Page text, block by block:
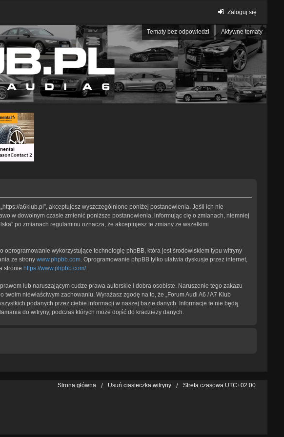
Zaloguj się
Tematy bez odpowiedzi Aktywne tematy
„https://a6klub.pl”, akceptujesz wyszczególnione poniżej postanowienia. Jeśli ich nie
w dowolnym czasie zmienić poniższe postanowienia, informując cię o zmianach, niemniej
po zmianach regulaminu oznacza, że akceptujesz te zmiany ze wszelkimi
o oprogramowanie wykorzystujące technologię phpBB, która jest środowiskiem typu witryny
ze strony www.phpbb.com. Oprogramowanie phpBB tylko ułatwia dyskusje przez internet,
stronie https://www.phpbb.com/.
lub naruszającym cudze prawa autorskie i dobra osobiste. Naruszenie tego zakazu
niewłaściwym zachowaniu. Wyrażasz zgodę na to, że „Forum Audi A6 / A7 Klub
podanych przez ciebie informacji w naszej bazie danych. Informacje te nie będą
do witryny, podczas których może dojść do kradzieży danych.
Strona główna Usuń ciasteczka witryny Strefa czasowa UTC+02:00